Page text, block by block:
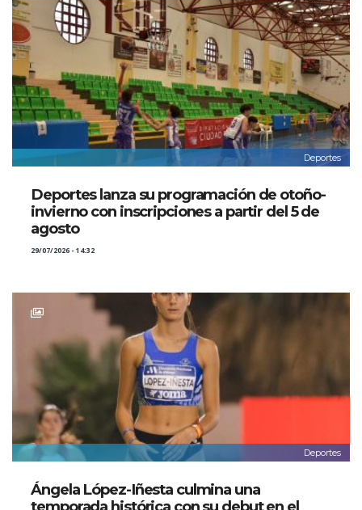
Deportes
Deportes lanza su programación de otoño-
invierno con inscripciones a partir del 5 de
agosto
29/07/2026 - 14:32
Deportes
Ángela López-Iñesta culmina una
temporada histórica con su debut en el